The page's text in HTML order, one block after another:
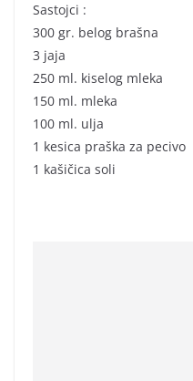
Sastojci :
300 gr. belog brašna
3 jaja
250 ml. kiselog mleka
150 ml. mleka
100 ml. ulja
1 kesica praška za pecivo
1 kašičica soli